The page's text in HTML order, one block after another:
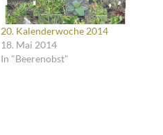
20. Kalenderwoche 2014
18. Mai 2014
In "Beerenobst"